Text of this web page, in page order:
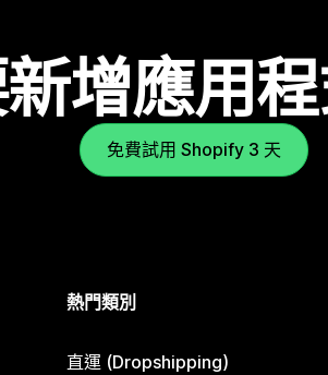
增應用
免費試用 Shopify 3 天
熱門類別
直運 (Dropshipping)